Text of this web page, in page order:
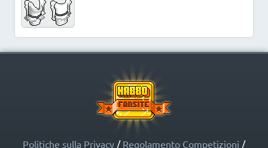
Politiche sulla Privacy / Regolamento Competizioni /